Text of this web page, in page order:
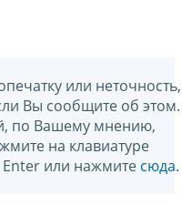
или неточность,
Вы сообщите об этом.
по Вашему мнению,
на клавиатуре
или нажмите сюда.